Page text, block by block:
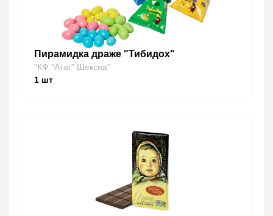
Пирамидка драже "Тибидох"
"КФ "Атаг" Шексна"
1 шт